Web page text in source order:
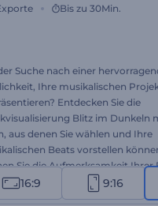
Bis zu 30Min.
Suche nach einer
Ihre musikalischen
Entdecken Sie die
Blitz im Dunkeln
aus denen Sie wählen und Ihre
Beats vorstellen
Sie die Aufmerksamkeit Ihrer
sie für Ihre Musik begeistern.
Ihre Singles, Musikalben,
16:9 9:16